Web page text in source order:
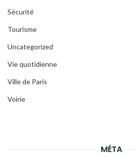
Sécurité
Tourisme
Uncategorized
Vie quotidienne
Ville de Paris
Voirie
MÉTA